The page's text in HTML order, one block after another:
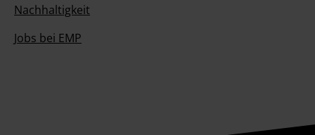
Nachhaltigkeit
Jobs bei EMP